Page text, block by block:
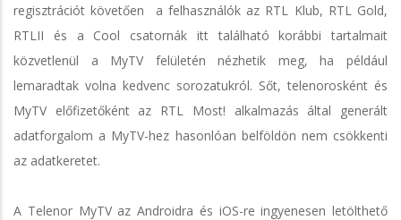
regisztrációt követően a felhasználók az RTL Klub, RTL Gold,
RTLII és a Cool csatornák itt található korábbi tartalmait
közvetlenül a MyTV felületén nézhetik meg, ha például
lemaradtak volna kedvenc sorozatukról. Sőt, telenorosként és
MyTV előfizetőként az RTL Most! alkalmazás által generált
adatforgalom a MyTV-hez hasonlóan belföldön nem csökkenti
az adatkeretet.
A Telenor MyTV az Androidra és iOS-re ingyenesen letölthető